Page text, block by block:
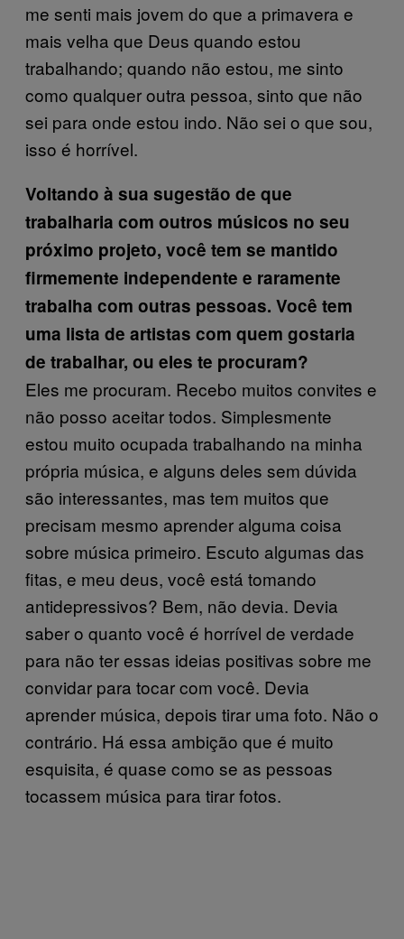
me senti mais jovem do que a primavera e
mais velha que Deus quando estou
trabalhando; quando não estou, me sinto
como qualquer outra pessoa, sinto que não
sei para onde estou indo. Não sei o que sou,
isso é horrível.
Voltando à sua sugestão de que
trabalharia com outros músicos no seu
próximo projeto, você tem se mantido
firmemente independente e raramente
trabalha com outras pessoas. Você tem
uma lista de artistas com quem gostaria
de trabalhar, ou eles te procuram?
Eles me procuram. Recebo muitos convites e
não posso aceitar todos. Simplesmente
estou muito ocupada trabalhando na minha
própria música, e alguns deles sem dúvida
são interessantes, mas tem muitos que
precisam mesmo aprender alguma coisa
sobre música primeiro. Escuto algumas das
fitas, e meu deus, você está tomando
antidepressivos? Bem, não devia. Devia
saber o quanto você é horrível de verdade
para não ter essas ideias positivas sobre me
convidar para tocar com você. Devia
aprender música, depois tirar uma foto. Não o
contrário. Há essa ambição que é muito
esquisita, é quase como se as pessoas
tocassem música para tirar fotos.